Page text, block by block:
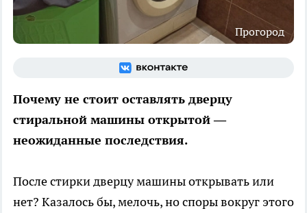
Прогород
Почему не стоит оставлять дверцу
стиральной машины открытой —
неожиданные последствия.
После стирки дверцу машины открывать или
нет? Казалось бы, мелочь, но споры вокруг этого